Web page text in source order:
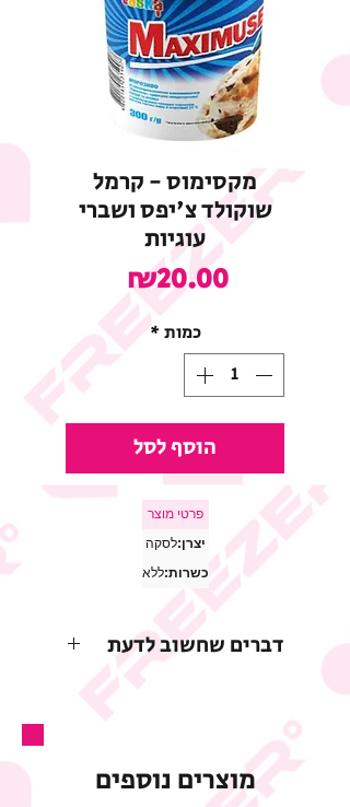
מקסימוס - קרמל
שוקולד צ'יפס ושברי
עוגיות
₪20.00
כמות *
הוסף לסל
פרטי מוצר
יצרן:לסקה
כשרות:ללא
דברים שחשוב לדעת
* התמונות להמחשה בלבד
* החברה שומרת לעצמה את
הזכות לשנות או להפסיק
את המבצע בכל עת וללא
מוצרים נוספים